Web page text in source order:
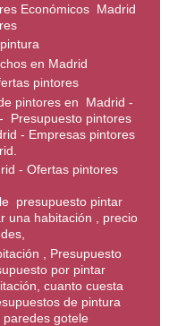
Económicos Madrid
en Madrid
pintores
pintores en Madrid -
Presupuesto pintores
- Empresas pintores
- Ofertas pintores
presupuesto pintar
una habitación , precio
, Presupuesto
por pintar
cuanto cuesta
de pintura
gotele